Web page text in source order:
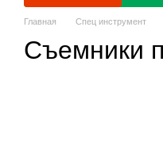
Главная Спец инструмент
Съемники